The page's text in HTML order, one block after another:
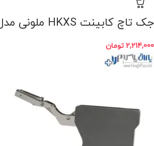
جک تاچ کابینت HKXS ملونی مدل ۳۰۵۰ – ۳۰۵۲
2,214,000 تومان